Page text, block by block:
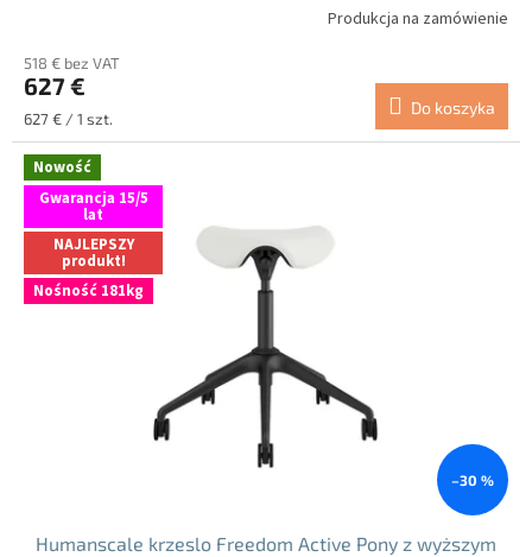
Produkcja na zamówienie
518 € bez VAT
627 €
Cena
jednostkowa:
627 € / 1 szt.
Do koszyka
Nowość
Gwarancja 15/5
lat
NAJLEPSZY
produkt!
Nośność 181kg
–30 %
Humanscale krzeslo Freedom Active Pony z wyższym